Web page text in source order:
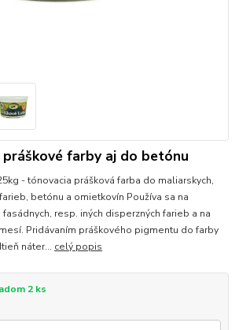
práškové farby aj do betónu
- tónovacia prášková farba do maliarskych,
betónu a omietkovín Používa sa na
resp. iných disperzných farieb a na
Pridávaním práškového pigmentu do farby
náter... celý popis
2 ks